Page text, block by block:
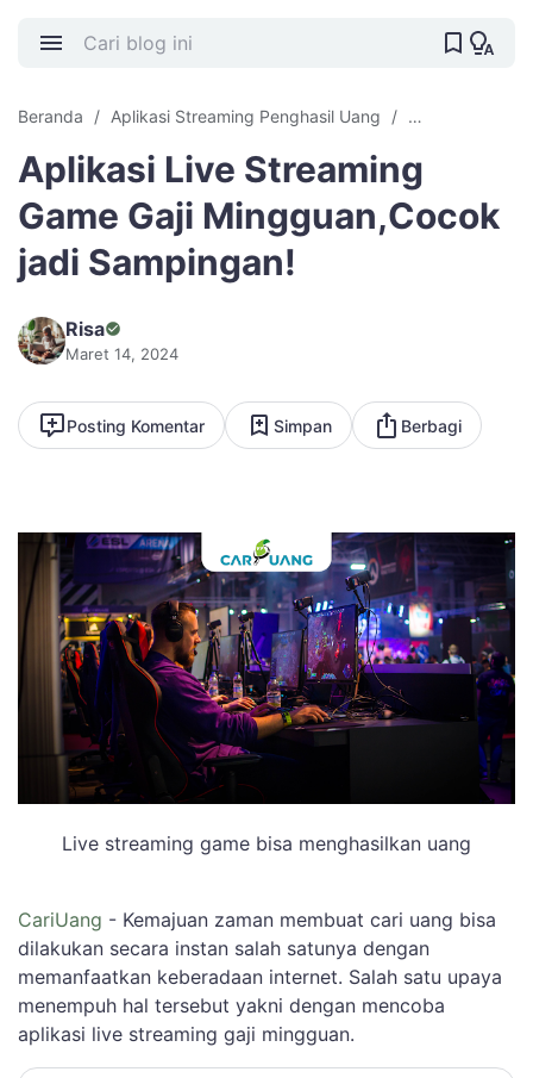
Beranda Aplikasi Streaming Penghasil Uang Cara Cari Uang
Aplikasi Live Streaming
Game Gaji Mingguan,Cocok
jadi Sampingan!
Risa
Maret 14, 2024
Posting Komentar Simpan Berbagi
Live streaming game bisa menghasilkan uang
CariUang - Kemajuan zaman membuat cari uang bisa
dilakukan secara instan salah satunya dengan
memanfaatkan keberadaan internet. Salah satu upaya
menempuh hal tersebut yakni dengan mencoba
aplikasi live streaming gaji mingguan.